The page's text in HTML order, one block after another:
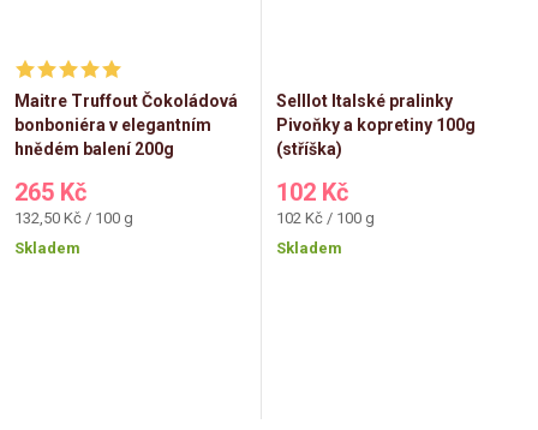
Maitre Truffout Čokoládová
bonboniéra v elegantním
hnědém balení 200g
265 Kč
Měrná
cena:
132,50 Kč / 100 g
Skladem
Selllot Italské pralinky
Pivoňky a kopretiny 100g
(stříška)
102 Kč
Měrná
cena:
102 Kč / 100 g
Skladem